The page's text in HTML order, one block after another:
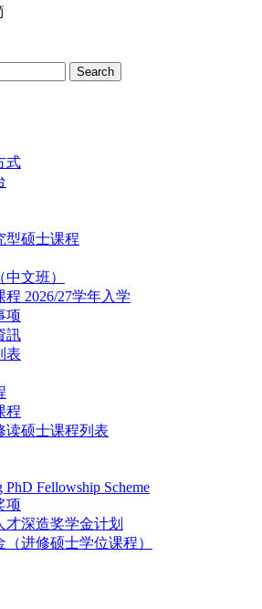
Search
式
型硕士课程
文班）
程 2026/27学年入学
项
訊
表
程
读硕士课程列表
PhD Fellowship Scheme
项
才深造奖学金计划
进修硕士学位课程）